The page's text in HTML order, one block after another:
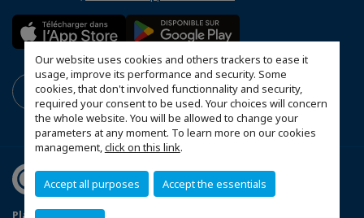
Our website uses cookies and others trackers to ease it
usage, improve its performance and security. Some
cookies, that don't involved functionnality and security,
required your consent to be used. Your choices will concern
the whole website. You will be allowed to change your
parameters at any moment. To learn more on our cookies
management,click on this link.
Accept all purposes Accept the essentials